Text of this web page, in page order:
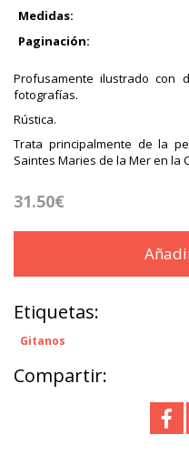
Medidas:
Paginación:
Profusamente ilustrado con
fotografías.
Rústica.
Trata principalmente de la
Saintes Maries de la Mer en la
31.50€
Etiquetas:
Gitanos
Compartir: